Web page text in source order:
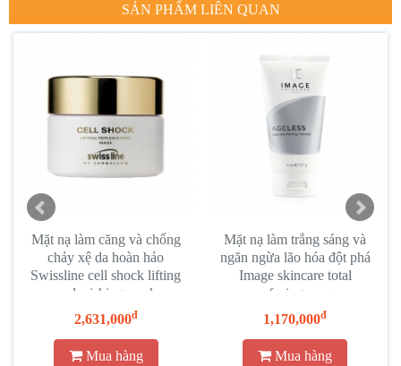
SẢN PHẨM LIÊN QUAN
Mặt nạ làm căng và chống
chảy xệ da hoàn hảo
Swissline cell shock lifting
replenishing mask
2,631,000đ
Mua hàng
Mặt nạ làm trắng sáng và
ngăn ngừa lão hóa đột phá
Image skincare total
resurfacing masque
1,170,000đ
Mua hàng